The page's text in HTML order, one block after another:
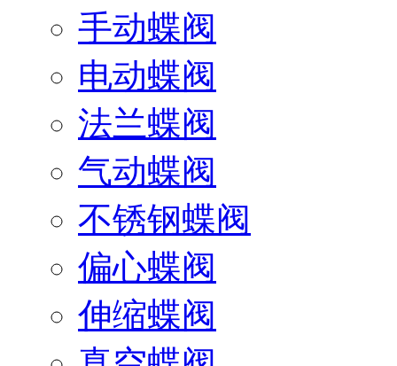
手动蝶阀
电动蝶阀
法兰蝶阀
气动蝶阀
不锈钢蝶阀
偏心蝶阀
伸缩蝶阀